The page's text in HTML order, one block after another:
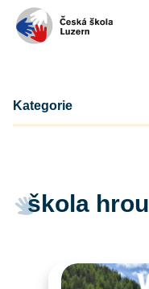
škola hrou
Kategorie